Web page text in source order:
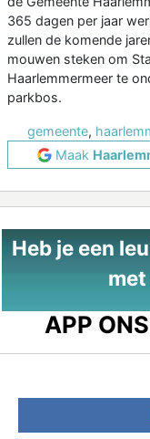
365 dagen per jaar
zullen de komende
mouwen steken om
Haarlemmermeer te
parkbos.
gemeente,
Maak
Heb je een
APP